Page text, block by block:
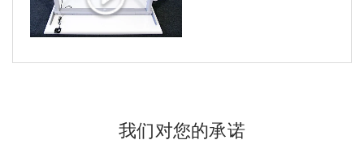
我们对您的承诺